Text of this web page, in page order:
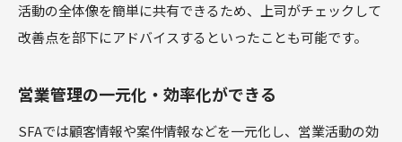
活動の全体像を簡単に共有できるため、上司がチェックして
改善点を部下にアドバイスするといったことも可能です。
営業管理の一元化・効率化ができる
SFAでは顧客情報や案件情報などを一元化し、営業活動の効